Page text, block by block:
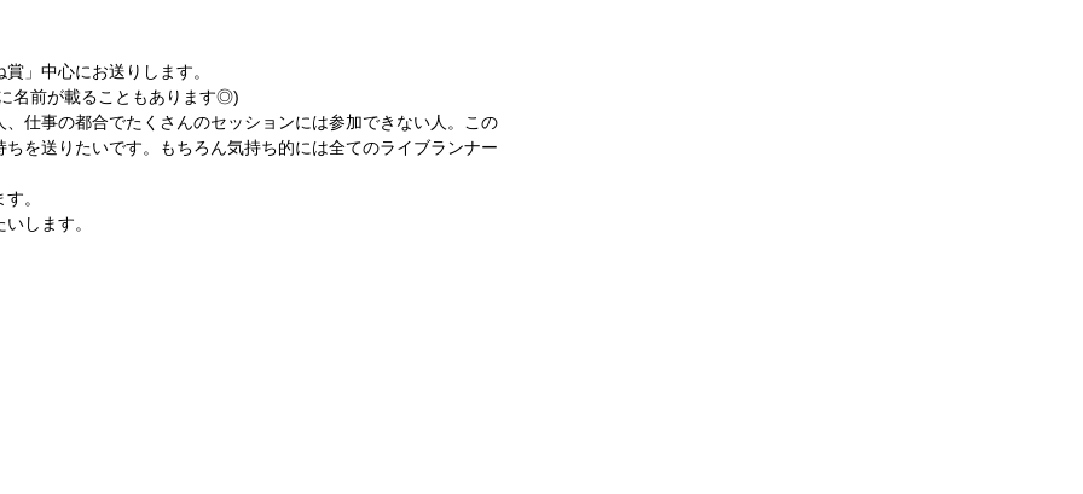
」中心にお送りします。
名前が載ることもあります◎)
仕事の都合でたくさんのセッションには参加できない人。この
を送りたいです。もちろん気持ち的には全てのライブランナー
。
します。